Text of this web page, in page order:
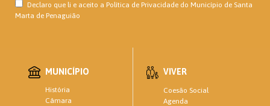
Declaro que li e aceito a Política de Privacidade do Município de Santa
Marta de Penaguião
MUNICÍPIO
História
Câmara
VIVER
Coesão Social
Agenda